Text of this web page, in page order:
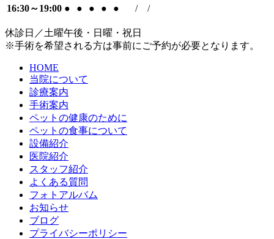
16:30～19:00 ● ● ● ● ● / /
休診日／土曜午後・日曜・祝日
※手術を希望される方は事前にご予約が必要となります。
HOME
当院について
診療案内
手術案内
ペットの健康のために
ペットの食事について
設備紹介
医院紹介
スタッフ紹介
よくある質問
フォトアルバム
お知らせ
ブログ
プライバシーポリシー